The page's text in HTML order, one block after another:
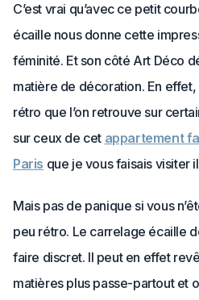
C’est vrai qu’avec ce petit
écaille nous donne cette
féminité. Et son côté Art Déco
matière de décoration. En
rétro que l’on retrouve sur
sur ceux de cet appartement
Paris que je vous faisais visiter
Mais pas de panique si vous
peu rétro. Le carrelage écaille
faire discret. Il peut en effet
matières plus passe-partout et